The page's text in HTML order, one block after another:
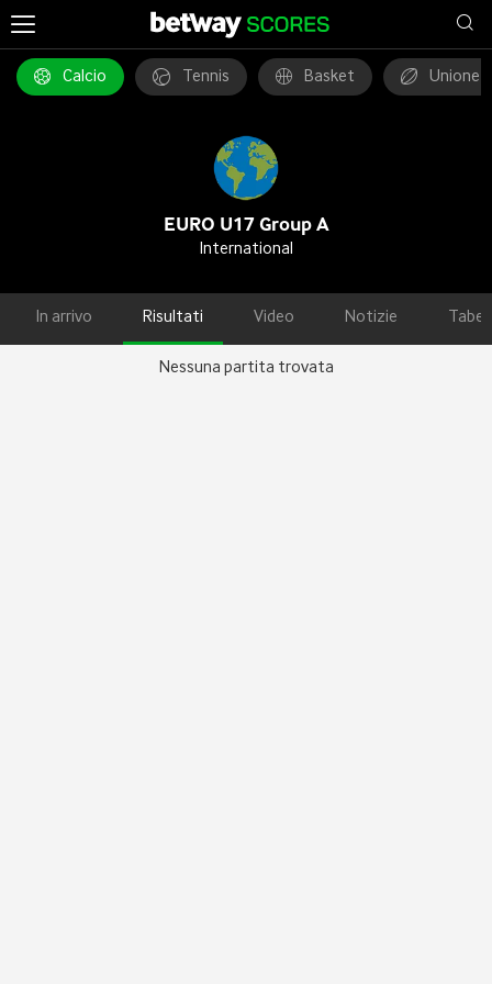
Calcio Tennis Basket Unione
EURO U17 Group A
International
In arrivo Risultati Video Notizie
Nessuna partita trovata